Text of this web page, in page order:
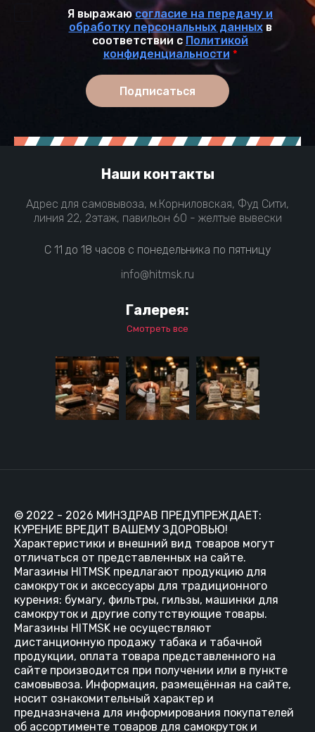
Я выражаюсогласие на передачу и
обработку персональных данныхв
соответствии с Политикой
конфиденциальности *
Подписаться
Наши контакты
Адрес для самовывоза, м.Корниловская, Фуд Сити,
линия 22, 2этаж, павильон 60 - желтые вывески
С 11 до 18 часов с понедельника по пятницу
info@hitmsk.ru
Галерея:
Смотреть все
© 2022 - 2026 МИНЗДРАВ ПРЕДУПРЕЖДАЕТ:
КУРЕНИЕ ВРЕДИТ ВАШЕМУ ЗДОРОВЬЮ!
Характеристики и внешний вид товаров могут
отличаться от представленных на сайте.
Магазины HITMSK предлагают продукцию для
самокруток и аксессуары для традиционного
курения: бумагу, фильтры, гильзы, машинки для
самокруток и другие сопутствующие товары.
Магазины HITMSK не осуществляют
дистанционную продажу табака и табачной
продукции, оплата товара представленного на
сайте производится при получении или в пункте
самовывоза. Информация, размещённая на сайте,
носит ознакомительный характер и
предназначена для информирования покупателей
об ассортименте товаров для самокруток и